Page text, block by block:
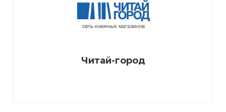
Читай-город